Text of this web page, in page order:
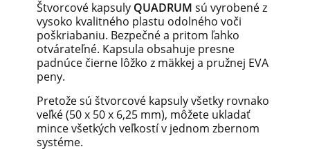
Štvorcové kapsuly QUADRUM sú vyrobené z
vysoko kvalitného plastu odolného voči
poškriabaniu. Bezpečné a pritom ľahko
otvárateľné. Kapsula obsahuje presne
padnúce čierne lôžko z mäkkej a pružnej EVA
peny.
Pretože sú štvorcové kapsuly všetky rovnako
veľké (50 x 50 x 6,25 mm), môžete ukladať
mince všetkých veľkostí v jednom zbernom
systéme.